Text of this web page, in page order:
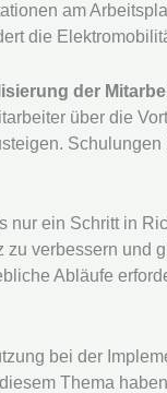
am
die
der
über die
nur ein Schritt in
verbessern und
Abläufe
bei der
Thema